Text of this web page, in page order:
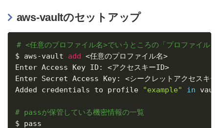
aws-vaultのセットアップ
# <任意のプロファイル名>でいうところの「プロファイル
$ aws-vault add <任意のプロファイル名>
Enter Access Key ID: <アクセスキーID>
Enter Secret Access Key: <シークレットアクセスキー
Added credentials to profile "example" in
# passが保管している機密情報の一覧
$ pass